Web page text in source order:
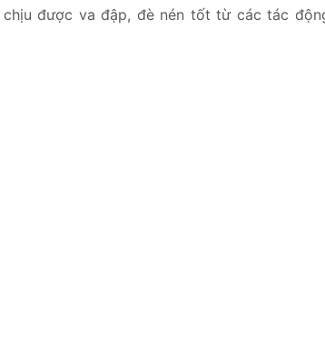
được va đập, đè nén tốt từ các tác